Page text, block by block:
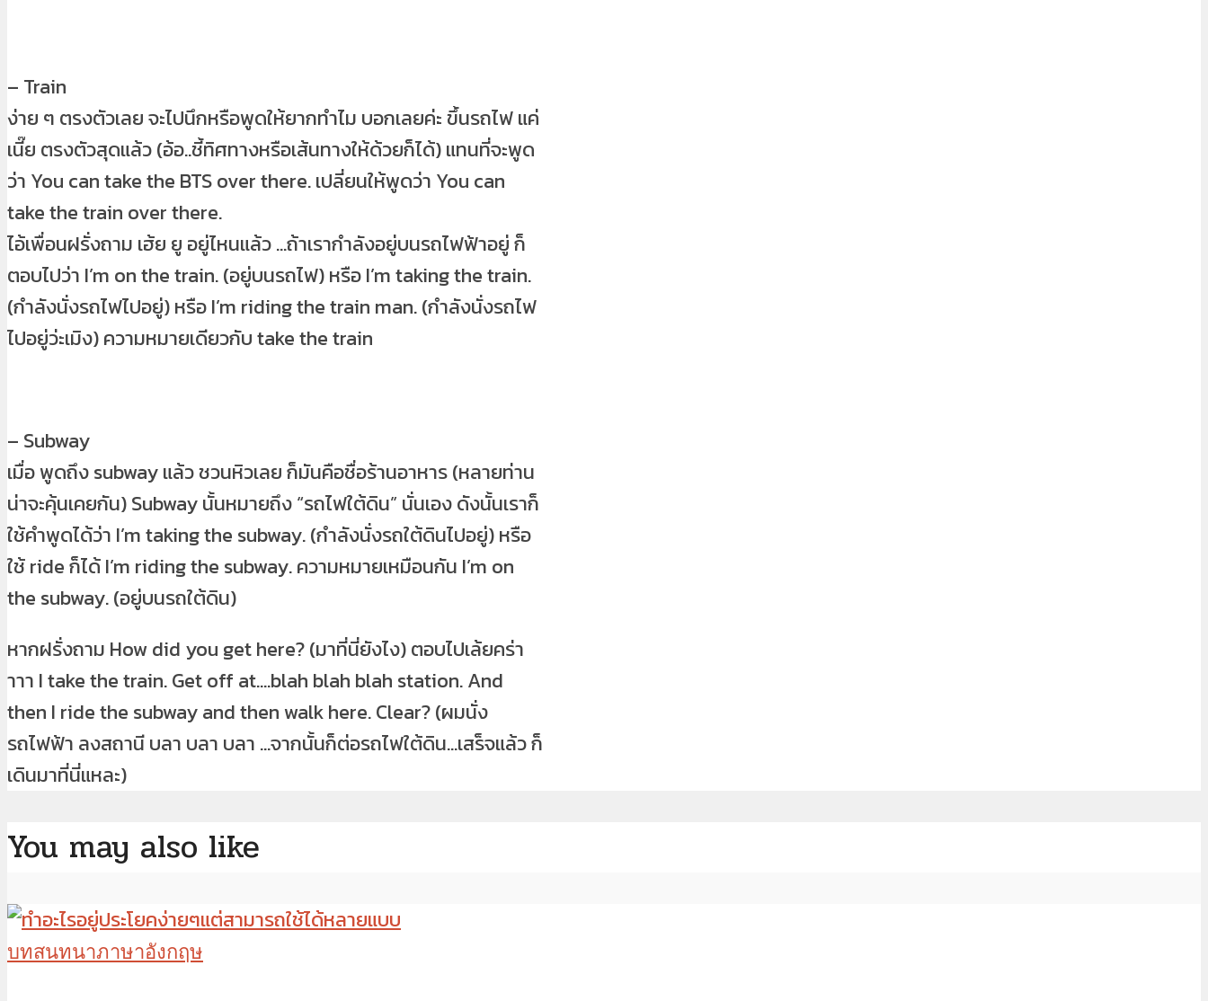
– Train
ง่าย ๆ ตรงตัวเลย จะไปนึกหรือพูดให้ยากทำไม บอกเลยค่ะ ขึ้นรถไฟ แค่
เนี๊ย ตรงตัวสุดแล้ว (อ้อ..ชี้ทิศทางหรือเส้นทางให้ด้วยก็ได้) แทนที่จะพูด
ว่า You can take the BTS over there. เปลี่ยนให้พูดว่า You can
take the train over there.
ไอ้เพื่อนฝรั่งถาม เฮ้ย ยู อยู่ไหนแล้ว …ถ้าเรากำลังอยู่บนรถไฟฟ้าอยู่ ก็
ตอบไปว่า I’m on the train. (อยู่บนรถไฟ) หรือ I’m taking the train.
(กำลังนั่งรถไฟไปอยู่) หรือ I’m riding the train man. (กำลังนั่งรถไฟ
ไปอยู่ว่ะเมิง) ความหมายเดียวกับ take the train
– Subway
เมื่อ พูดถึง subway แล้ว ชวนหิวเลย ก็มันคือชื่อร้านอาหาร (หลายท่าน
น่าจะคุ้นเคยกัน) Subway นั้นหมายถึง “รถไฟใต้ดิน” นั่นเอง ดังนั้นเราก็
ใช้คำพูดได้ว่า I’m taking the subway. (กำลังนั่งรถใต้ดินไปอยู่) หรือ
ใช้ ride ก็ได้ I’m riding the subway. ความหมายเหมือนกัน I’m on
the subway. (อยู่บนรถใต้ดิน)
หากฝรั่งถาม How did you get here? (มาที่นี่ยังไง) ตอบไปเล้ยคร่า
าาา I take the train. Get off at….blah blah blah station. And
then I ride the subway and then walk here. Clear? (ผมนั่ง
รถไฟฟ้า ลงสถานี บลา บลา บลา …จากนั้นก็ต่อรถไฟใต้ดิน…เสร็จแล้ว ก็
เดินมาที่นี่แหละ)
You may also like
บทสนทนาภาษาอังกฤษ